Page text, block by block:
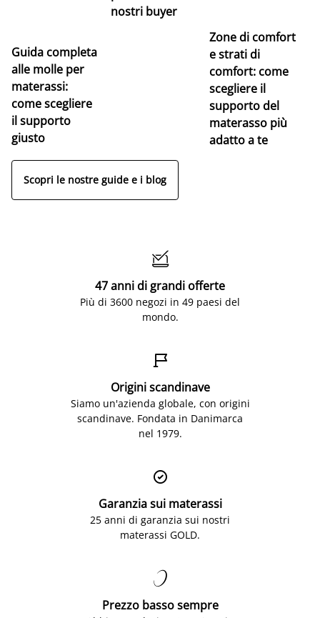
Guida completa
alle molle per
materassi:
come scegliere
il supporto
giusto
nostri buyer
Zone di comfort
e strati di
comfort: come
scegliere il
supporto del
materasso più
adatto a te
Scopri le nostre guide e i blog

47 anni di grandi offerte
Più di 3600 negozi in 49 paesi del
mondo.

Origini scandinave
Siamo un'azienda globale, con origini
scandinave. Fondata in Danimarca
nel 1979.

Garanzia sui materassi
25 anni di garanzia sui nostri
materassi GOLD.

Prezzo basso sempre